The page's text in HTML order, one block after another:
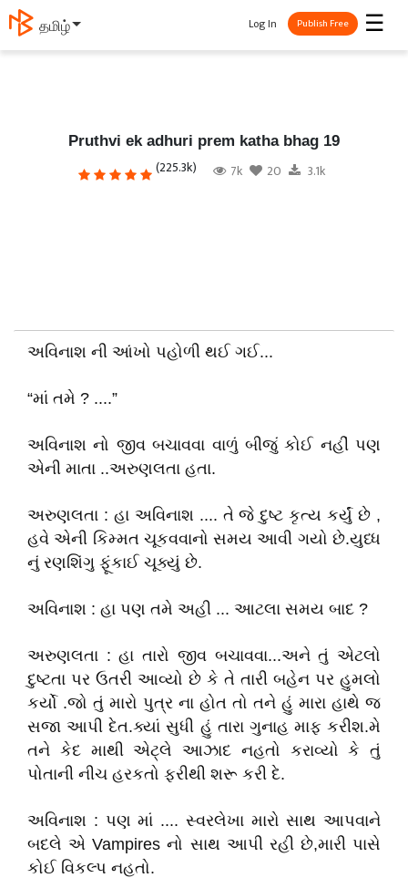
தமிழ் ☰
Log In Publish Free
Pruthvi ek adhuri prem katha bhag 19
(225.3k) 7k 20 3.1k
અવિનાશ ની આંખો પહોળી થઈ ગઈ...
“માં તમે ? ....”
અવિનાશ નો જીવ બચાવવા વાળું બીજું કોઈ નહીં પણ
એની માતા ..અરુણલતા હતા.
અરુણલતા : હા અવિનાશ .... તે જે દુષ્ટ કૃત્ય કર્યું છે ,
હવે એની કિમ્મત ચૂકવવાનો સમય આવી ગયો છે.યુધ્ધ
નું રણશિંગુ ફૂંકાઈ ચૂક્યું છે.
અવિનાશ : હા પણ તમે અહી ... આટલા સમય બાદ ?
અરુણલતા : હા તારો જીવ બચાવવા...અને તું એટલો
દુષ્ટતા પર ઉતરી આવ્યો છે કે તે તારી બહેન પર હુમલો
કર્યો .જો તું મારો પુત્ર ના હોત તો તને હું મારા હાથે જ
સજા આપી દેત.ક્યાં સુધી હું તારા ગુનાહ માફ કરીશ.મે
તને કેદ માથી એટ્લે આઝાદ નહતો કરાવ્યો કે તું
પોતાની નીચ હરકતો ફરીથી શરૂ કરી દે.
અવિનાશ : પણ માં .... સ્વરલેખા મારો સાથ આપવાને
બદલે એ Vampires નો સાથ આપી રહી છે,મારી પાસે
કોઈ વિકલ્પ નહતો.